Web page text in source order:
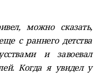
можно сказать,
с раннего детства
и завоевал
Когда я увидел у